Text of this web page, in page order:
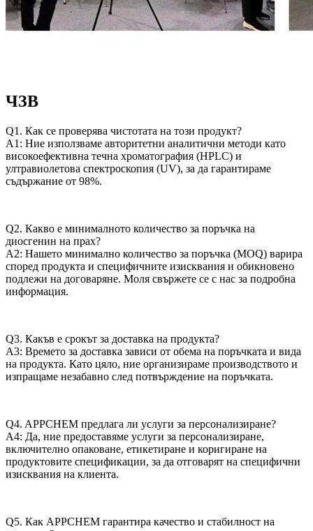
ЧЗВ
Q1. Как се проверява чистотата на този продукт?
A1: Ние използваме авторитетни аналитични методи като
високоефективна течна хроматография (HPLC) и
ултравиолетова спектроскопия (UV), за да гарантираме
съдържание от 98%.
Q2. Какво е минималното количество за поръчка на
диосгенин на прах?
A2: Нашето минимално количество за поръчка (MOQ) варира
според продукта и специфичните изисквания и обикновено
подлежи на договаряне. Моля свържете се с нас за подробна
информация.
Q3. Какъв е срокът за доставка на продукта?
A3: Времето за доставка зависи от обема на поръчката и вида
на продукта. Като цяло, ние организираме производството и
изпращаме незабавно след потвърждение на поръчката.
Q4. APPCHEM предлага ли услуги за персонализиране?
A4: Да, ние предоставяме услуги за персонализиране,
включително опаковане, етикетиране и коригиране на
продуктовите спецификации, за да отговарят на специфични
изисквания на клиента.
Q5. Как APPCHEM гарантира качество и стабилност на